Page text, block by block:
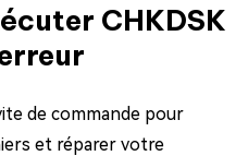
CHKDSK
de commande pour
et réparer votre